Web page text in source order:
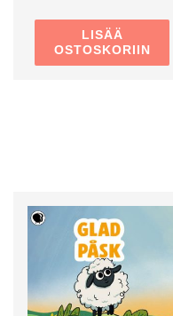
LISÄÄ
OSTOSKORIIN